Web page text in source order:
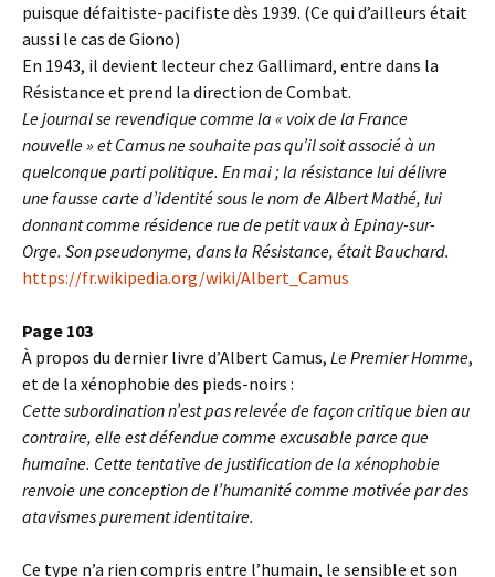
puisque défaitiste-pacifiste dès 1939. (Ce qui d’ailleurs était
aussi le cas de Giono)
En 1943, il devient lecteur chez Gallimard, entre dans la
Résistance et prend la direction de Combat.
Le journal se revendique comme la « voix de la France
nouvelle » et Camus ne souhaite pas qu’il soit associé à un
quelconque parti politique. En mai ; la résistance lui délivre
une fausse carte d’identité sous le nom de Albert Mathé, lui
donnant comme résidence rue de petit vaux à Epinay-sur-
Orge. Son pseudonyme, dans la Résistance, était Bauchard.
https://fr.wikipedia.org/wiki/Albert_Camus
Page 103
À propos du dernier livre d’Albert Camus, Le Premier Homme,
et de la xénophobie des pieds-noirs :
Cette subordination n’est pas relevée de façon critique bien au
contraire, elle est défendue comme excusable parce que
humaine. Cette tentative de justification de la xénophobie
renvoie une conception de l’humanité comme motivée par des
atavismes purement identitaire.
Ce type n’a rien compris entre l’humain, le sensible et son